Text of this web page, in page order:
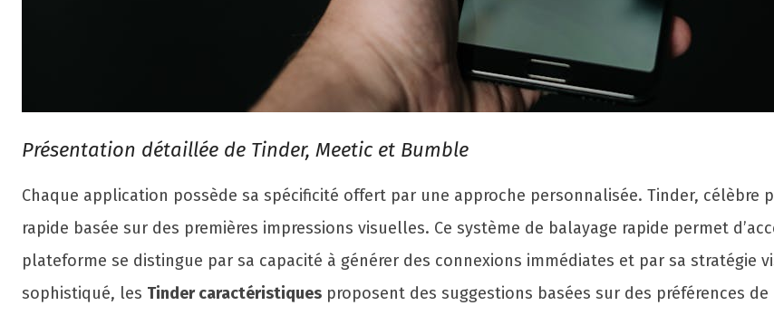
Présentation détaillée de Tinder, Meetic et Bumble
Chaque application possède sa spécificité offert par une approche personnalisée. Tinder, célèbre
rapide basée sur des premières impressions visuelles. Ce système de balayage rapide permet
plateforme se distingue par sa capacité à générer des connexions immédiates et par sa stratégie
sophistiqué, les Tinder caractéristiques proposent des suggestions basées sur des préférences